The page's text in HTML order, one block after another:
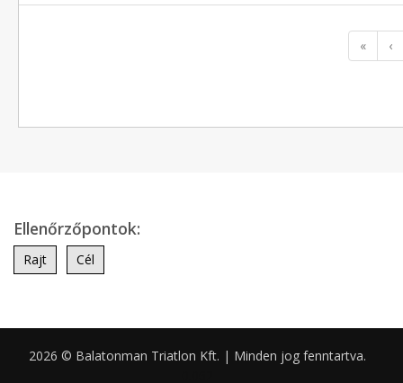
« ‹
Ellenőrzőpontok:
Rajt Cél
2026 © Balatonman Triatlon Kft. | Minden jog fenntartva.